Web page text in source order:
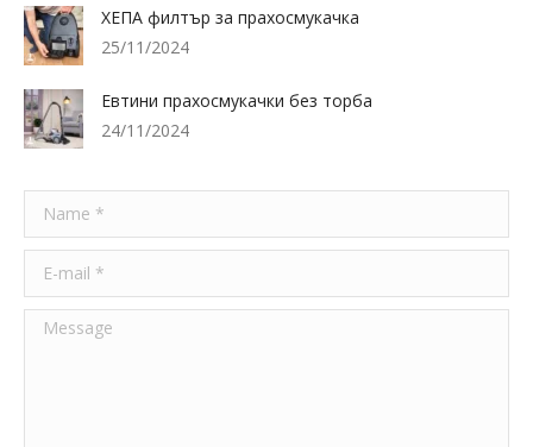
ХЕПА филтър за прахосмукачка
25/11/2024
Евтини прахосмукачки без торба
24/11/2024
Message